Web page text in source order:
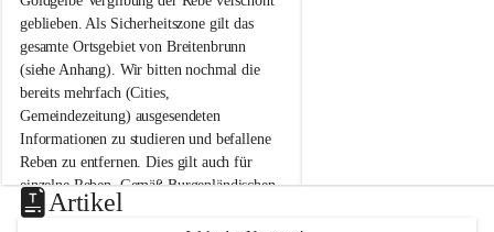
b
r
u
n
n
a
m
N
e
u
s
geblieben. Als Sicherheitszone gilt das
gesamte Ortsgebiet von Breitenbrunn
(siehe Anhang). Wir bitten nochmal die
bereits mehrfach (Cities,
Gemeindezeitung) ausgesendeten
Informationen zu studieren und befallene
Reben zu entfernen. Dies gilt auch für
einzelne Reben. Gemäß Burgenländischen
Weinbaugesetz sind nicht gepflegte oder
u
Artikel